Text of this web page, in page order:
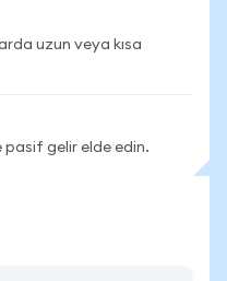
uzun veya kısa
pasif gelir elde edin.